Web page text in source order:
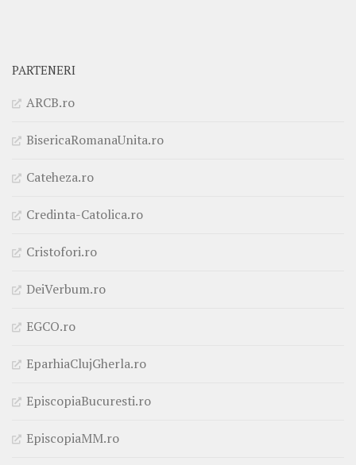
PARTENERI
ARCB.ro
BisericaRomanaUnita.ro
Cateheza.ro
Credinta-Catolica.ro
Cristofori.ro
DeiVerbum.ro
EGCO.ro
EparhiaClujGherla.ro
EpiscopiaBucuresti.ro
EpiscopiaMM.ro